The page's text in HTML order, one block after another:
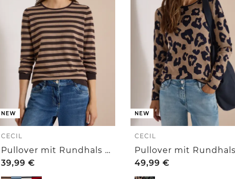
NEW
CECIL
Pullover mit Rundhals und Streifen
39,99 €
NEW
CECIL
49,99 €